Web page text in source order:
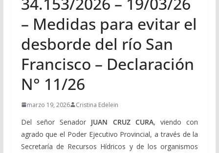
– Medidas para evitar el
desborde del río San
Francisco – Declaración
N° 11/26
marzo 19, 2026 Cristina Edelein
Del señor Senador JUAN CRUZ CURA, viendo con
agrado que el Poder Ejecutivo Provincial, a través de la
Secretaría de Recursos Hídricos y de los organismos